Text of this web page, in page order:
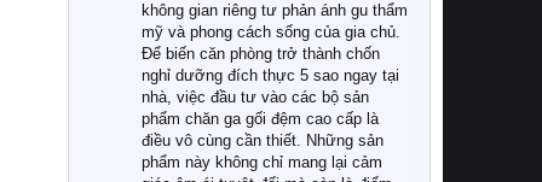
không gian riêng tư phản ánh gu thẩm
mỹ và phong cách sống của gia chủ.
Để biến căn phòng trở thành chốn
nghỉ dưỡng đích thực 5 sao ngay tại
nhà, việc đầu tư vào các bộ sản
phẩm chăn ga gối đệm cao cấp là
điều vô cùng cần thiết. Những sản
phẩm này không chỉ mang lại cảm